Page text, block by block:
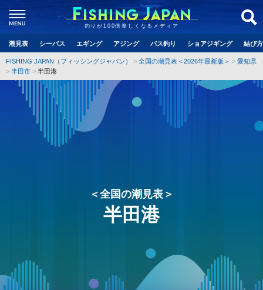
釣りが100倍楽しくなるメディア
潮見表 シーバス エギング アジング バス釣り ショアジギング 結び
FISHING JAPAN（フィッシングジャパン） 全国の潮見表＜2026年最新版＞
愛知県
半田市
半田港
＜全国の潮見表＞
半田港